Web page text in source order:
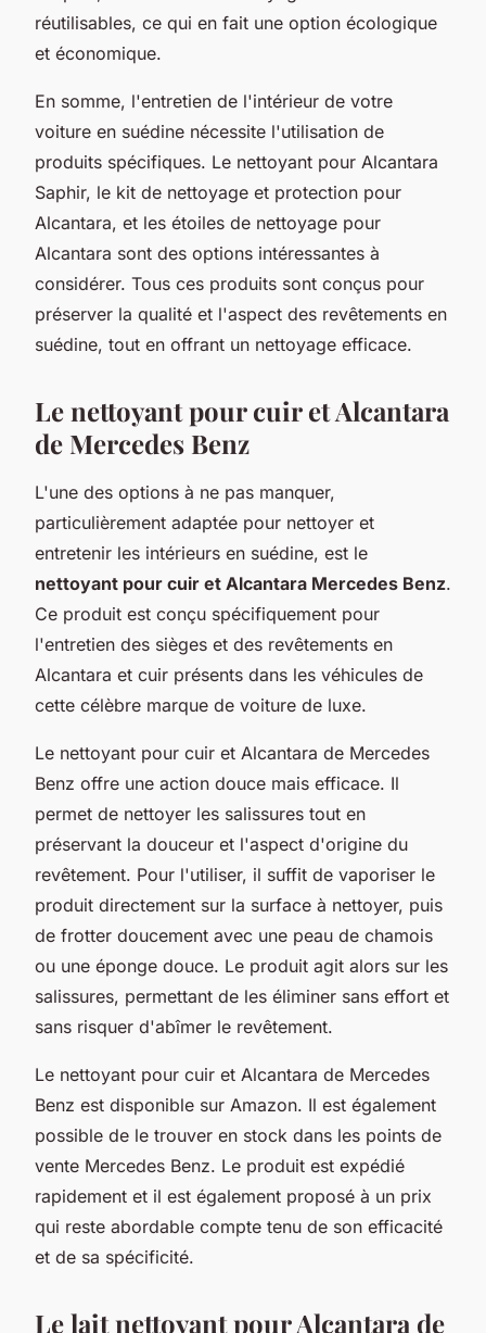
réutilisables, ce qui en fait une option écologique
et économique.
En somme, l'entretien de l'intérieur de votre
voiture en suédine nécessite l'utilisation de
produits spécifiques. Le nettoyant pour Alcantara
Saphir, le kit de nettoyage et protection pour
Alcantara, et les étoiles de nettoyage pour
Alcantara sont des options intéressantes à
considérer. Tous ces produits sont conçus pour
préserver la qualité et l'aspect des revêtements en
suédine, tout en offrant un nettoyage efficace.
Le nettoyant pour cuir et Alcantara
de Mercedes Benz
L'une des options à ne pas manquer,
particulièrement adaptée pour nettoyer et
entretenir les intérieurs en suédine, est le
nettoyant pour cuir et Alcantara Mercedes Benz.
Ce produit est conçu spécifiquement pour
l'entretien des sièges et des revêtements en
Alcantara et cuir présents dans les véhicules de
cette célèbre marque de voiture de luxe.
Le nettoyant pour cuir et Alcantara de Mercedes
Benz offre une action douce mais efficace. Il
permet de nettoyer les salissures tout en
préservant la douceur et l'aspect d'origine du
revêtement. Pour l'utiliser, il suffit de vaporiser le
produit directement sur la surface à nettoyer, puis
de frotter doucement avec une peau de chamois
ou une éponge douce. Le produit agit alors sur les
salissures, permettant de les éliminer sans effort et
sans risquer d'abîmer le revêtement.
Le nettoyant pour cuir et Alcantara de Mercedes
Benz est disponible sur Amazon. Il est également
possible de le trouver en stock dans les points de
vente Mercedes Benz. Le produit est expédié
rapidement et il est également proposé à un prix
qui reste abordable compte tenu de son efficacité
et de sa spécificité.
Le lait nettoyant pour Alcantara de